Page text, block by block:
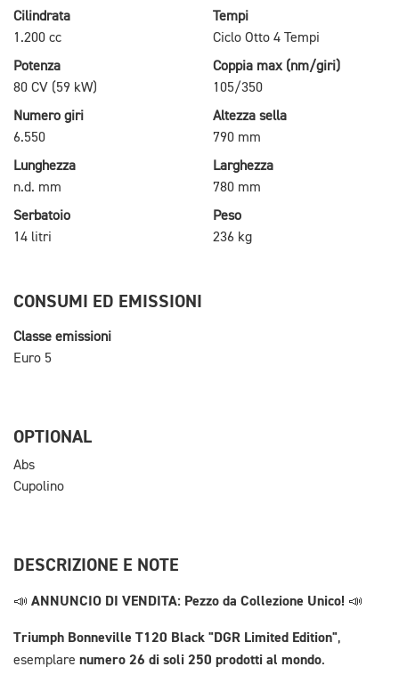
Cilindrata
1.200 cc
Tempi
Ciclo Otto 4 Tempi
Potenza
80 CV (59 kW)
Coppia max (nm/giri)
105/350
Numero giri
6.550
Altezza sella
790 mm
Lunghezza
n.d. mm
Larghezza
780 mm
Serbatoio
14 litri
Peso
236 kg
CONSUMI ED EMISSIONI
Classe emissioni
Euro 5
OPTIONAL
Abs
Cupolino
DESCRIZIONE E NOTE
📣 ANNUNCIO DI VENDITA: Pezzo da Collezione Unico! 📣
Triumph Bonneville T120 Black "DGR Limited Edition",
esemplare numero 26 di soli 250 prodotti al mondo.